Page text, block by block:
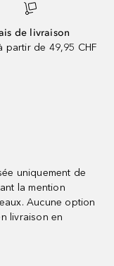
de livraison
partir de 49,95 CHF
uniquement de
la mention
Aucune option
livraison en